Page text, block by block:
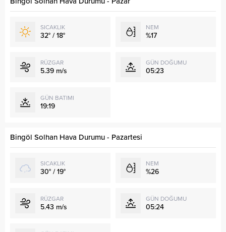
SICAKLIK
32° / 18°
NEM
%17
RÜZGAR
5.39 m/s
GÜN DOĞUMU
05:23
GÜN BATIMI
19:19
Bingöl Solhan Hava Durumu - Pazartesi
SICAKLIK
30° / 19°
NEM
%26
RÜZGAR
5.43 m/s
GÜN DOĞUMU
05:24